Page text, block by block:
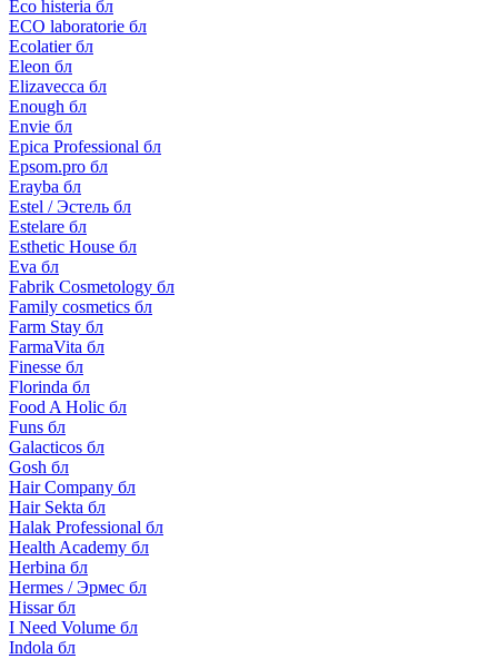
Eco histeria бл
ECO laboratorie бл
Ecolatier бл
Eleon бл
Elizavecca бл
Enough бл
Envie бл
Epica Professional бл
Epsom.pro бл
Erayba бл
Estel / Эстель бл
Estelare бл
Esthetic House бл
Eva бл
Fabrik Cosmetology бл
Family cosmetics бл
Farm Stay бл
FarmaVita бл
Finesse бл
Florinda бл
Food A Holic бл
Funs бл
Galacticos бл
Gosh бл
Hair Company бл
Hair Sekta бл
Halak Professional бл
Health Academy бл
Herbina бл
Hermes / Эрмес бл
Hissar бл
I Need Volume бл
Indola бл